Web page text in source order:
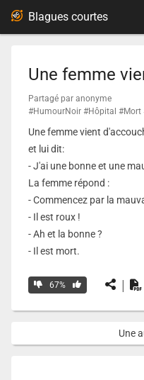
Une femme
Partagé par anonyme
#HumourNoir #Hôpital #Mort
Une femme vient
et lui dit:
- J'ai une bonne et une
La femme répond :
- Commencez par la
- Il est roux !
- Ah et la bonne ?
- Il est mort.
67% |
Une
Blagues courtes